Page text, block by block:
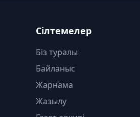
Сілтемелер
Біз туралы
Байланыс
Жарнама
Жазылу